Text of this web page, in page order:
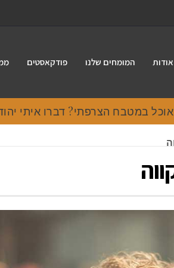
אודות המומחים שלנו פודקאסטים
במטבח הצרפתי? דברו איתי יהודית לוטואק